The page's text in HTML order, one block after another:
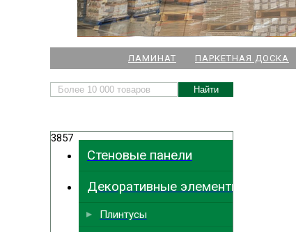
НАШИ МАГАЗИНЫ
Выбрать
ЛАМИНАТ ПАРКЕТНАЯ ДОСКА
3857
Стеновые панели
Декоративные элементы
Плинтусы